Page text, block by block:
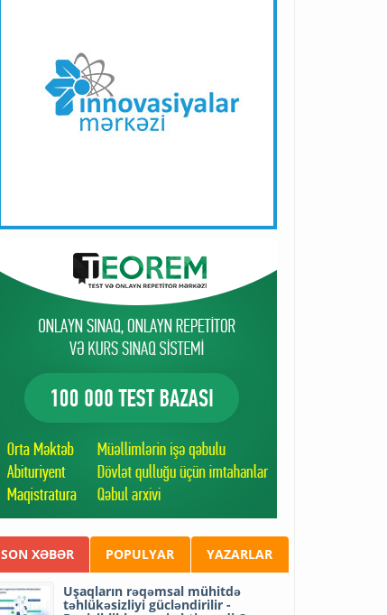
SON XƏBƏR POPULYAR YAZARLAR
Uşaqların rəqəmsal mühitdə
təhlükəsizliyi gücləndirilir -